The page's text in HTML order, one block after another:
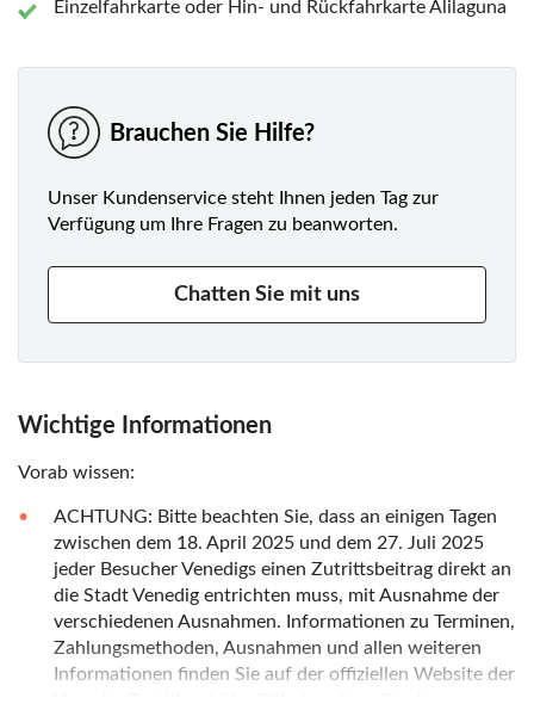
Einzelfahrkarte oder Hin- und Rückfahrkarte Alilaguna
Brauchen Sie Hilfe?
Unser Kundenservice steht Ihnen jeden Tag zur
Verfügung um Ihre Fragen zu beanworten.
Chatten Sie mit uns
Wichtige Informationen
Vorab wissen:
ACHTUNG: Bitte beachten Sie, dass an einigen Tagen
zwischen dem 18. April 2025 und dem 27. Juli 2025
jeder Besucher Venedigs einen Zutrittsbeitrag direkt an
die Stadt Venedig entrichten muss, mit Ausnahme der
verschiedenen Ausnahmen. Informationen zu Terminen,
Zahlungsmethoden, Ausnahmen und allen weiteren
Informationen finden Sie auf der offiziellen Website der